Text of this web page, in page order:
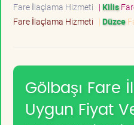
Fare İlaçlama Hizmeti | Kilis
Fare İlaçlama Hizmeti | Düzce
Gölbaşı Fare
Uygun Fiyat